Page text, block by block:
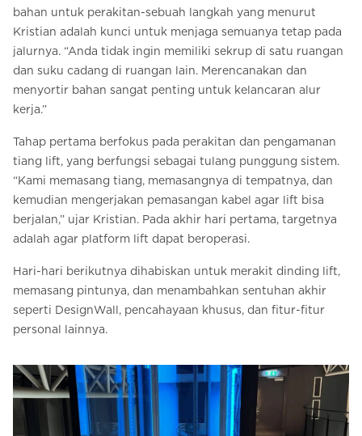
bahan untuk perakitan-sebuah langkah yang menurut
Kristian adalah kunci untuk menjaga semuanya tetap pada
jalurnya. “Anda tidak ingin memiliki sekrup di satu ruangan
dan suku cadang di ruangan lain. Merencanakan dan
menyortir bahan sangat penting untuk kelancaran alur
kerja.”
Tahap pertama berfokus pada perakitan dan pengamanan
tiang lift, yang berfungsi sebagai tulang punggung sistem.
“Kami memasang tiang, memasangnya di tempatnya, dan
kemudian mengerjakan pemasangan kabel agar lift bisa
berjalan,” ujar Kristian. Pada akhir hari pertama, targetnya
adalah agar platform lift dapat beroperasi.
Hari-hari berikutnya dihabiskan untuk merakit dinding lift,
memasang pintunya, dan menambahkan sentuhan akhir
seperti DesignWall, pencahayaan khusus, dan fitur-fitur
personal lainnya.